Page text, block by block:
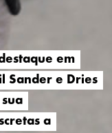
em
Sander e Dries
a
em
Sander e Dries
a